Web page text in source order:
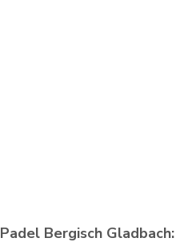
Padel Bergisch Gladbach: